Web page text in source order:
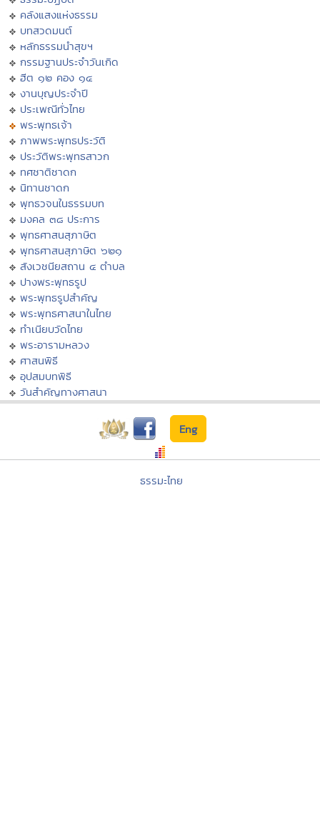
คลังแสงแห่งธรรม
บทสวดมนต์
หลักธรรมนำสุขฯ
กรรมฐานประจำวันเกิด
ฮีต ๑๒ คอง ๑๔
งานบุญประจำปี
ประเพณีทั่วไทย
พระพุทธเจ้า
ภาพพระพุทธประวัติ
ประวัติพระพุทธสาวก
ทศชาติชาดก
นิทานชาดก
พุทธวจนในธรรมบท
มงคล ๓๘ ประการ
พุทธศาสนสุภาษิต
พุทธศาสนสุภาษิต ๖๒๑
สังเวชนียสถาน ๔ ตำบล
ปางพระพุทธรูป
พระพุทธรูปสำคัญ
พระพุทธศาสนาในไทย
ทำเนียบวัดไทย
พระอารามหลวง
ศาสนพิธี
อุปสมบทพิธี
วันสำคัญทางศาสนา
Eng
ธรรมะไทย